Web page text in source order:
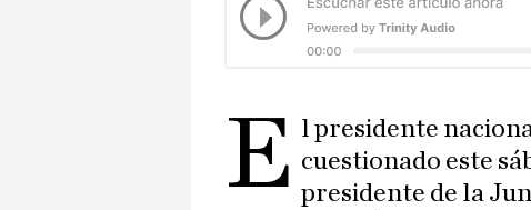
E l presidente
cuestionado este
presidente de la